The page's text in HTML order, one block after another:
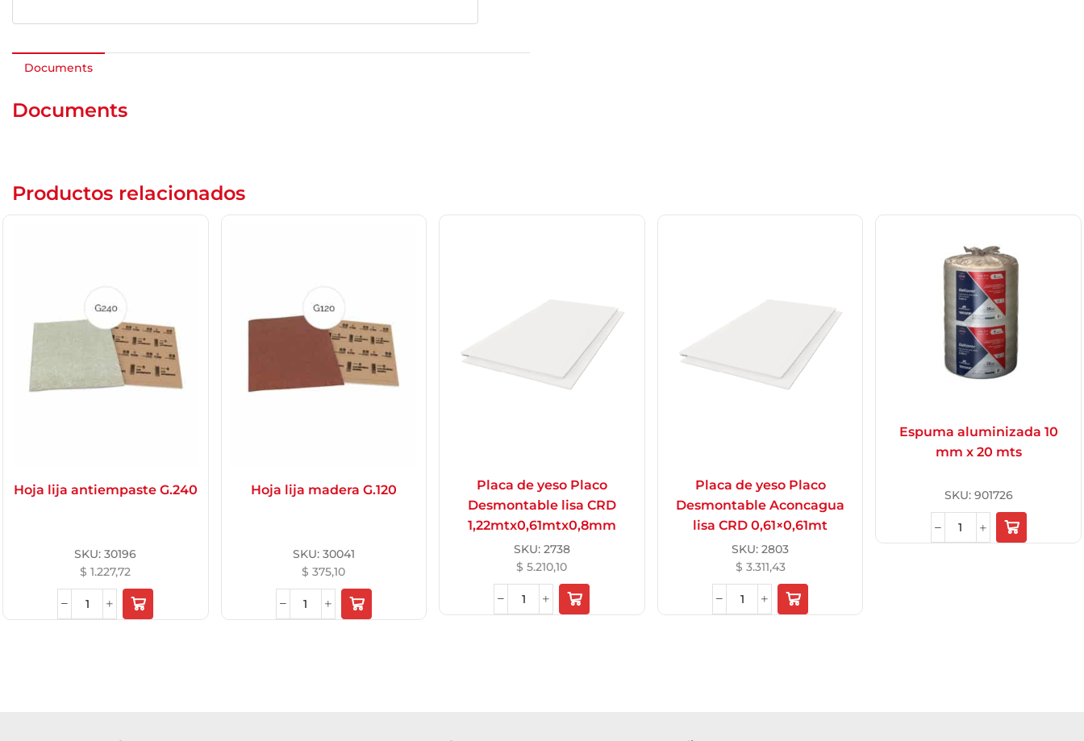
Documents
Documents
Productos relacionados
Hoja lija antiempaste G.240
SKU:30196
$ 1.227,72
Hoja lija madera G.120
SKU: 30041
$ 375,10
Placa de yeso Placo
Desmontable lisa CRD
1,22mtx0,61mtx0,8mm
SKU: 2738
$ 5.210,10
Placa de yeso Placo
Desmontable Aconcagua
lisa CRD 0,61×0,61mt
SKU:2803
$ 3.311,43
Espuma aluminizada 10
mm x 20 mts
SKU: 901726